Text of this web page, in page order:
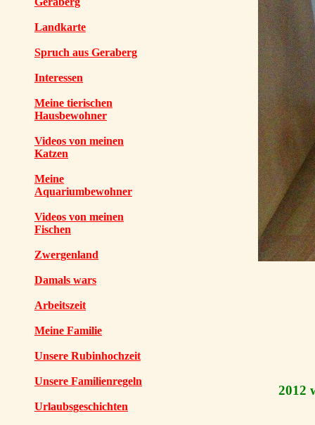
Landkarte
Spruch aus Geraberg
Interessen
Meine tierischen
Hausbewohner
Videos von meinen
Katzen
Meine
Aquariumbewohner
Videos von meinen
Fischen
Zwergenland
Damals wars
Arbeitszeit
Meine Familie
Unsere Rubinhochzeit
Unsere Familienregeln
Urlaubsgeschichten
2012